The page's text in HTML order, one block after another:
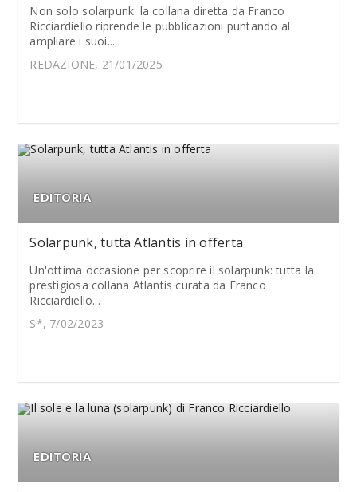
Non solo solarpunk: la collana diretta da Franco
Ricciardiello riprende le pubblicazioni puntando al
ampliare i suoi...
REDAZIONE, 21/01/2025
EDITORIA
Solarpunk, tutta Atlantis in offerta
Un'ottima occasione per scoprire il solarpunk: tutta la
prestigiosa collana Atlantis curata da Franco
Ricciardiello...
S*, 7/02/2023
EDITORIA